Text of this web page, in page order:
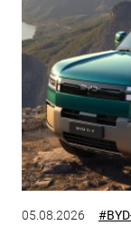
05.08.2026